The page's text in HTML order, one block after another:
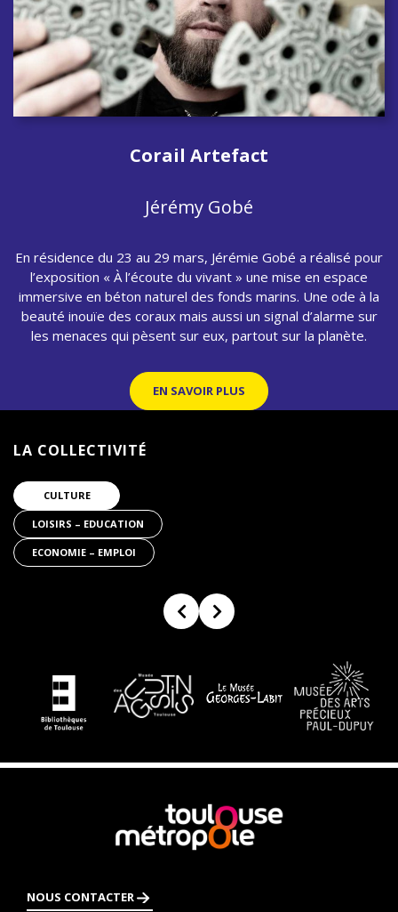
Corail Artefact
Jérémy Gobé
En résidence du 23 au 29 mars, Jérémie Gobé a réalisé pour
l’exposition « À l’écoute du vivant » une mise en espace
immersive en béton naturel des fonds marins. Une ode à la
beauté inouïe des coraux mais aussi un signal d’alarme sur
les menaces qui pèsent sur eux, partout sur la planète.
EN SAVOIR PLUS
LA COLLECTIVITÉ
Filtrer par
type de
partenaire
CULTURE
LOISIRS – EDUCATION
ECONOMIE – EMPLOI
En
savoir
plus
NOUS CONTACTER